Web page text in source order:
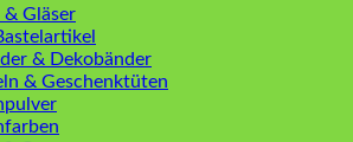
& Gläser
& Dekobänder
& Geschenktüten